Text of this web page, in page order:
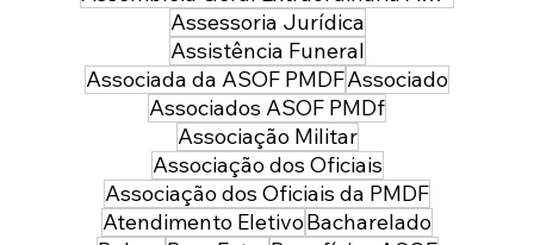
Assessoria Jurídica
Assistência Funeral
Associada da ASOF PMDFAssociado
Associados ASOF PMDf
Associação Militar
Associação dos Oficiais
Associação dos Oficiais da PMDF
Atendimento EletivoBacharelado